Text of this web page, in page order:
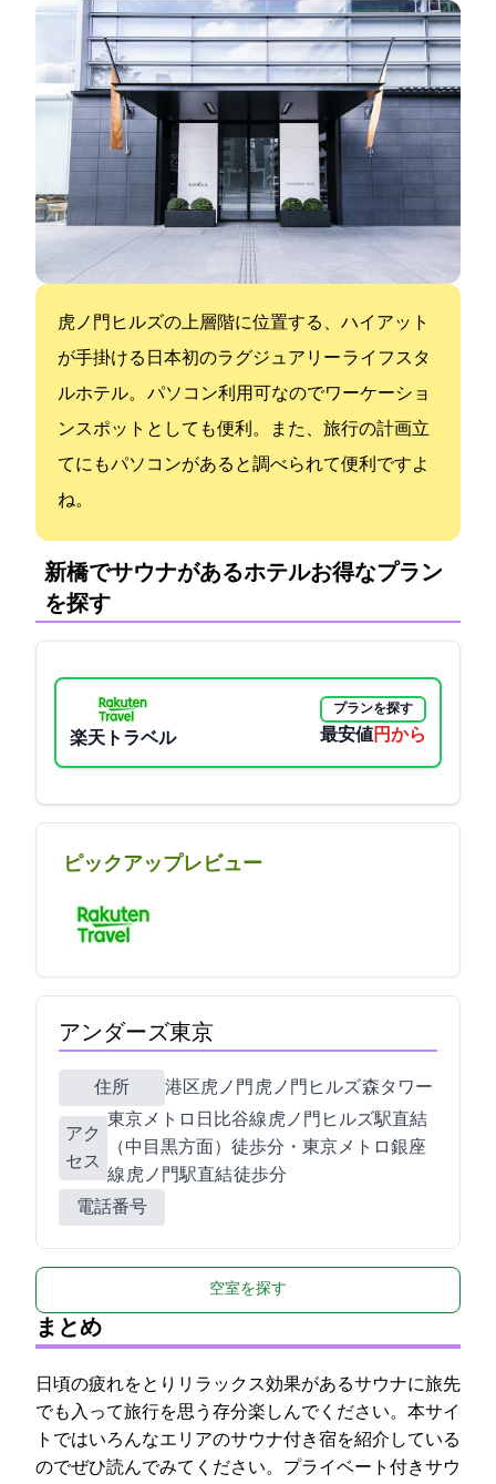
虎ノ門ヒルズの上層階に位置する、ハイアット
が手掛ける日本初のラグジュアリー ライフスタ
ルホテル。 パソコン利用可なのでワーケーショ
ンスポットとしても便利。また、旅行の計画立
てにもパソコンがあると調べられて便利ですよ
ね。
新橋でサウナがあるホテル:お得なプラン
を探す
楽天トラベル
プランを探す
最安値64684円から
ピックアップレビュー
アンダーズ東京
住所 港区虎ノ門1-23-4 虎ノ門ヒルズ 森タワー
アク
セス
東京メトロ日比谷線 虎ノ門ヒルズ駅直結
（中目黒方面）徒歩3分・東京メトロ銀座
線 虎ノ門駅直結 徒歩5分
電話番号
空室を探す
まとめ
日頃の疲れをとりリラックス効果があるサウナに旅先
でも入って旅行を思う存分楽しんでください。本サイ
トではいろんなエリアのサウナ付き宿を紹介している
のでぜひ読んでみてください。プライベート付きサウ